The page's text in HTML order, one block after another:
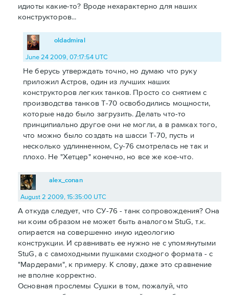
идиоты какие-то? Вроде нехарактерно для наших
конструкторов...
oldadmiral
June 24 2009, 07:17:54 UTC
Не берусь утверждать точно, но думаю что руку
приложил Астров, один из лучших наших
конструкторов легких танков. Просто со снятием с
производства танков Т-70 освободились мощности,
которые надо было загрузить. Делать что-то
принципиально другое они не могли, а в рамках того,
что можно было создать на шасси Т-70, пусть и
несколько удлинненном, Су-76 смотрелась не так и
плохо. Не "Хетцер" конечно, но все же кое-что.
alex_conan
August 2 2009, 15:35:00 UTC
А откуда следует, что СУ-76 - танк сопровождения? Она
ни коим образом не может быть аналогом StuG, т.к.
опирается на совершенно иную идеологию
конструкции. И сравнивать ее нужно не с упомянутыми
StuG, а с самоходными пушками сходного формата - с
"Мардерами", к примеру. К слову, даже это сравнение
не вполне корректно.
Основная прослемы Сушки в том, пожалуй, что